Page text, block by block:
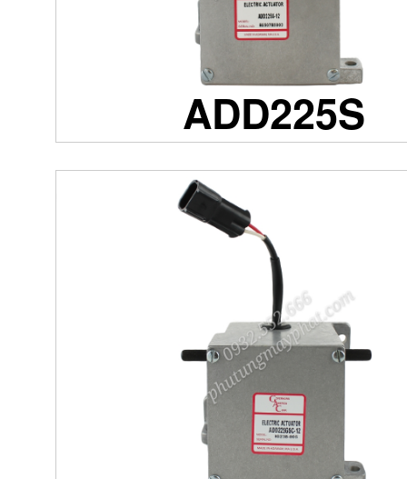
ADD225S